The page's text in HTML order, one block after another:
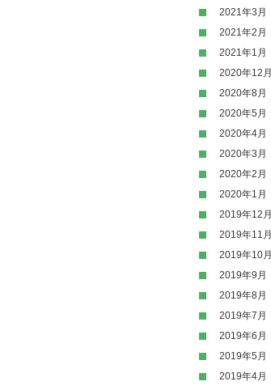
2021年3月
2021年2月
2021年1月
2020年12月
2020年8月
2020年5月
2020年4月
2020年3月
2020年2月
2020年1月
2019年12月
2019年11月
2019年10月
2019年9月
2019年8月
2019年7月
2019年6月
2019年5月
2019年4月